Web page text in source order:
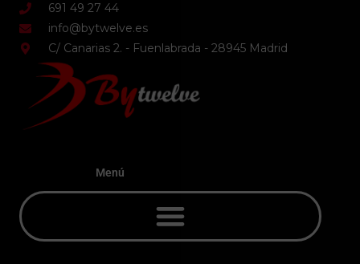
691 49 27 44
info@bytwelve.es
C/ Canarias 2. - Fuenlabrada - 28945 Madrid
Menú